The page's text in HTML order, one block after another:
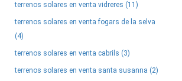
terrenos solares en venta vidreres (11)
terrenos solares en venta fogars de la selva
(4)
terrenos solares en venta cabrils (3)
terrenos solares en venta santa susanna (2)